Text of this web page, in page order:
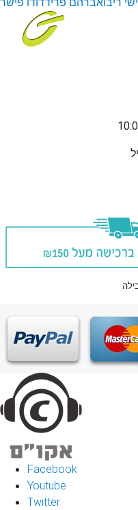
Facebook
Youtube
Twitter